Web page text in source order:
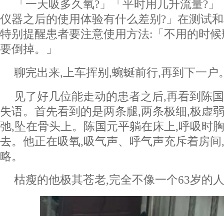
「一天吸多久氧?」「平时用几升流量?
仪器之后的使用体验有什么差别?」在测试
特别提醒患者要注意使用方法:「不用的时
要倒掉。」
聊完出来,上车挥别,蜿蜒前行,再到下一户
见了好几位能走动的患者之后,再看到陈
失语。首先看到的是两条腿,两条极细,极虚
弛,坠在骨头上。陈国元平躺在床上,呼吸时
去。他正在吸氧,吸气声、呼气声充斥着房
略。
枯瘦的他极其苍老,完全不像一个63岁的